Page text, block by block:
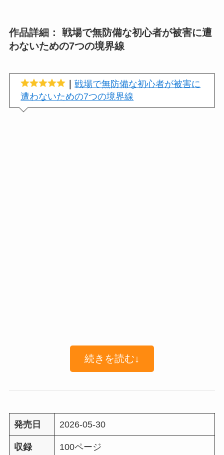
作品詳細： 戦場で無防備な初心者が被害に遭
わないための7つの境界線
｜戦場で無防備な初心者が被害に
遭わないための7つの境界線
続きを読む↓
発売日 2026-05-30
収録 100ページ